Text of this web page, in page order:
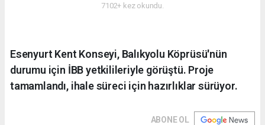
7102+ kez okundu.
Esenyurt Kent Konseyi, Balıkyolu Köprüsü'nün
durumu için İBB yetkilileriyle görüştü. Proje
tamamlandı, ihale süreci için hazırlıklar sürüyor.
ABONE OL